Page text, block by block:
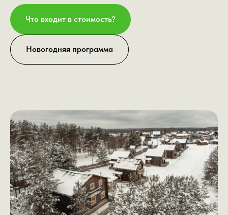
Что входит в стоимость?
Новогодняя программа